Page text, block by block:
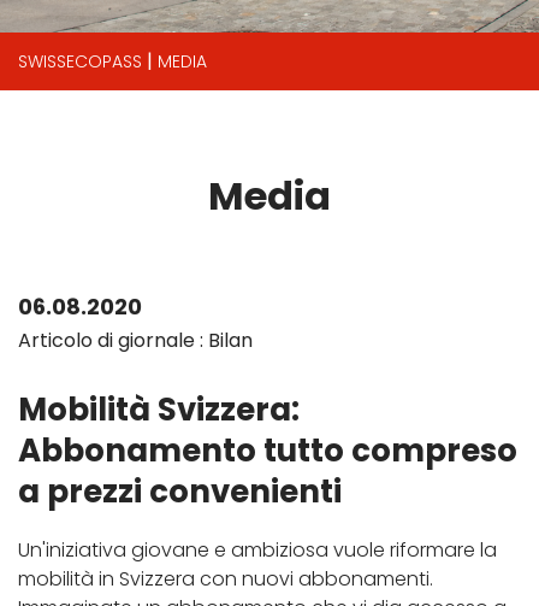
SWISSECOPASS | MEDIA
Media
06.08.2020
Articolo di giornale : Bilan
Mobilità Svizzera:
Abbonamento tutto compreso
a prezzi convenienti
Un'iniziativa giovane e ambiziosa vuole riformare la
mobilità in Svizzera con nuovi abbonamenti.